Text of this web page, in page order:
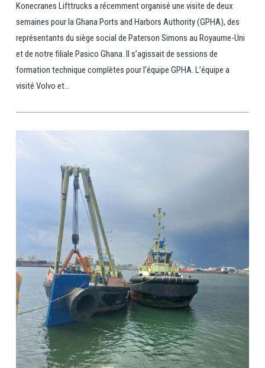
Konecranes Lifttrucks a récemment organisé une visite de deux
semaines pour la Ghana Ports and Harbors Authority (GPHA), des
représentants du siège social de Paterson Simons au Royaume-Uni
et de notre filiale Pasico Ghana. Il s’agissait de sessions de
formation technique complètes pour l’équipe GPHA. L’équipe a
visité Volvo et...
View Post